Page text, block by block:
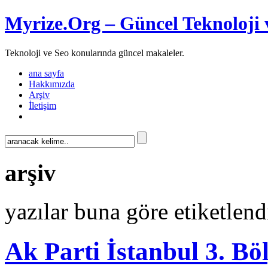
Myrize.Org – Güncel Teknoloji
Teknoloji ve Seo konularında güncel makaleler.
ana sayfa
Hakkımızda
Arşiv
İletişim
arşiv
yazılar buna göre
Ak Parti İstanbul 3.